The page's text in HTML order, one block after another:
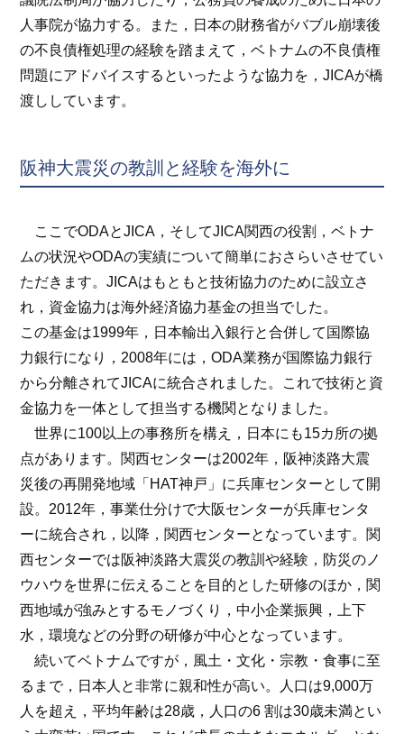
人事院が協力する。また，日本の財務省がバブル崩壊後
の不良債権処理の経験を踏まえて，ベトナムの不良債権
問題にアドバイスするといったような協力を，JICAが橋
渡ししています。
阪神大震災の教訓と経験を海外に
ここでODAとJICA，そしてJICA関西の役割，ベトナ
ムの状況やODAの実績について簡単におさらいさせてい
ただきます。JICAはもともと技術協力のために設立さ
れ，資金協力は海外経済協力基金の担当でした。
この基金は1999年，日本輸出入銀行と合併して国際協
力銀行になり，2008年には，ODA業務が国際協力銀行
から分離されてJICAに統合されました。これで技術と資
金協力を一体として担当する機関となりました。
世界に100以上の事務所を構え，日本にも15カ所の拠
点があります。関西センターは2002年，阪神淡路大震
災後の再開発地域「HAT神戸」に兵庫センターとして開
設。2012年，事業仕分けで大阪センターが兵庫センタ
ーに統合され，以降，関西センターとなっています。関
西センターでは阪神淡路大震災の教訓や経験，防災のノ
ウハウを世界に伝えることを目的とした研修のほか，関
西地域が強みとするモノづくり，中小企業振興，上下
水，環境などの分野の研修が中心となっています。
続いてベトナムですが，風土・文化・宗教・食事に至
るまで，日本人と非常に親和性が高い。人口は9,000万
人を超え，平均年齢は28歳，人口の6 割は30歳未満とい